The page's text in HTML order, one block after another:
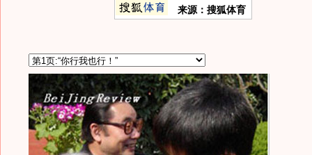
来源：搜狐体育